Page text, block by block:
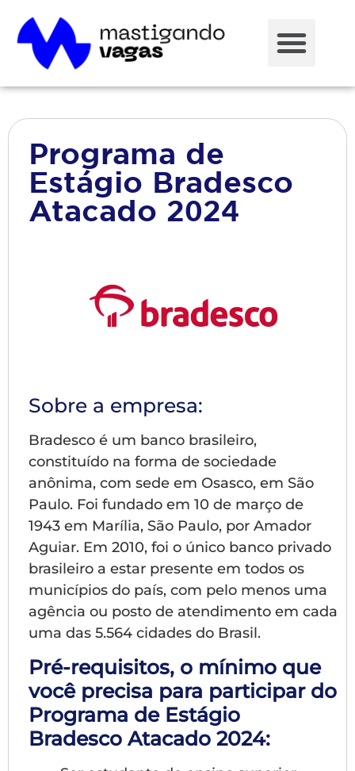
Programa de
Estágio Bradesco
Atacado 2024
Sobre a empresa:
Bradesco é um banco brasileiro,
constituído na forma de sociedade
anônima, com sede em Osasco, em São
Paulo. Foi fundado em 10 de março de
1943 em Marília, São Paulo, por Amador
Aguiar. Em 2010, foi o único banco privado
brasileiro a estar presente em todos os
municípios do país, com pelo menos uma
agência ou posto de atendimento em cada
uma das 5.564 cidades do Brasil.
Pré-requisitos, o mínimo que
você precisa para participar do
Programa de Estágio
Bradesco Atacado 2024: